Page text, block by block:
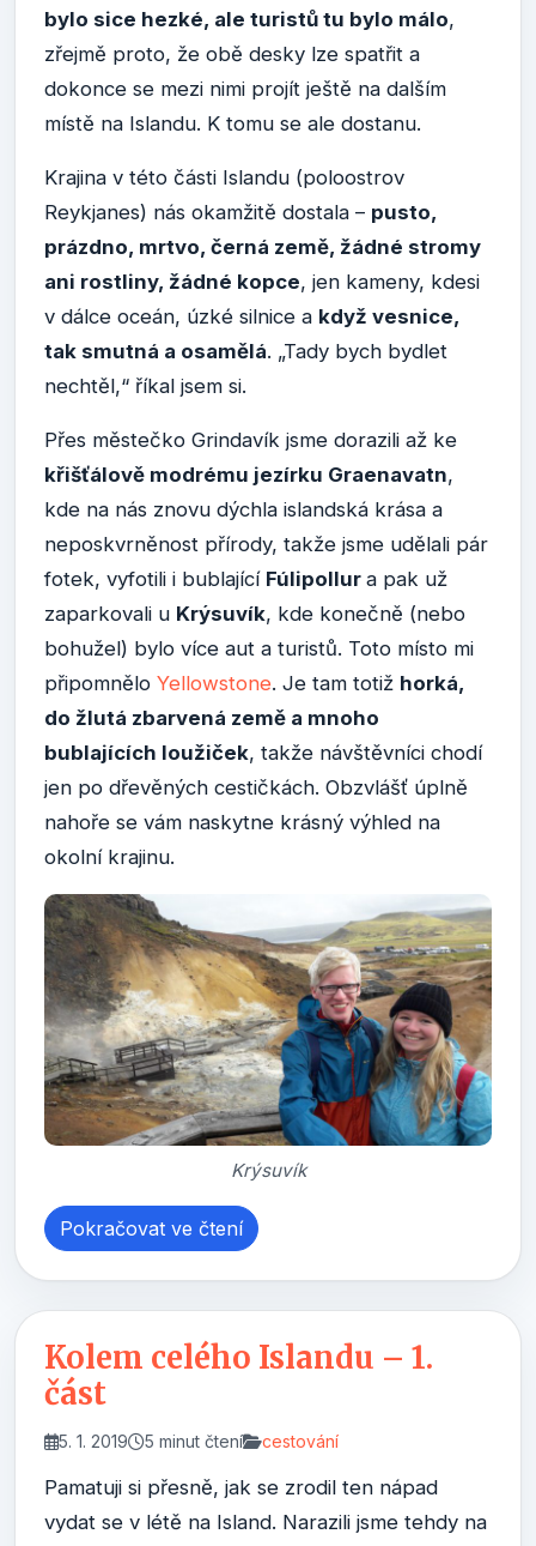
bylo sice hezké, ale turistů tu bylo málo,
zřejmě proto, že obě desky lze spatřit a
dokonce se mezi nimi projít ještě na dalším
místě na Islandu. K tomu se ale dostanu.
Krajina v této části Islandu (poloostrov
Reykjanes) nás okamžitě dostala – pusto,
prázdno, mrtvo, černá země, žádné stromy
ani rostliny, žádné kopce, jen kameny, kdesi
v dálce oceán, úzké silnice a když vesnice,
tak smutná a osamělá. „Tady bych bydlet
nechtěl,“ říkal jsem si.
Přes městečko Grindavík jsme dorazili až ke
křišťálově modrému jezírku Graenavatn,
kde na nás znovu dýchla islandská krása a
neposkvrněnost přírody, takže jsme udělali pár
fotek, vyfotili i bublající Fúlipollur a pak už
zaparkovali u Krýsuvík, kde konečně (nebo
bohužel) bylo více aut a turistů. Toto místo mi
připomnělo Yellowstone. Je tam totiž horká,
do žlutá zbarvená země a mnoho
bublajících loužiček, takže návštěvníci chodí
jen po dřevěných cestičkách. Obzvlášť úplně
nahoře se vám naskytne krásný výhled na
okolní krajinu.
Krýsuvík
Pokračovat ve čtení
Kolem celého Islandu – 1.
část
5. 1. 2019 5 minut čtení cestování
Pamatuji si přesně, jak se zrodil ten nápad
vydat se v létě na Island. Narazili jsme tehdy na